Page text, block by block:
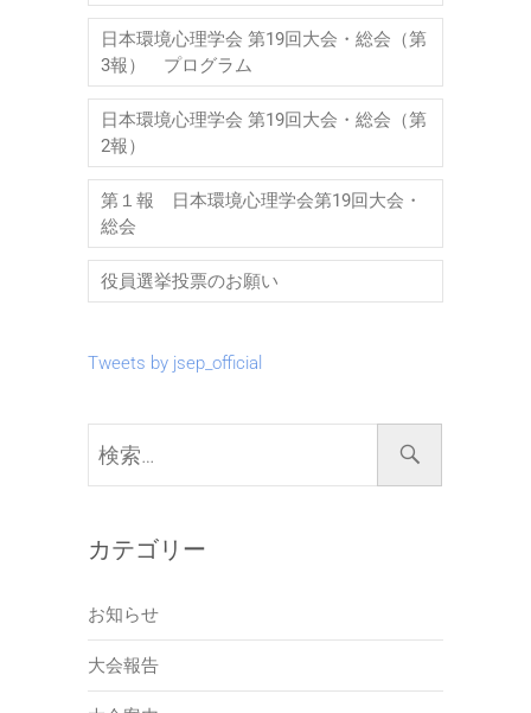
日本環境心理学会 第19回大会・総会（第
3報） プログラム
日本環境心理学会 第19回大会・総会（第
2報）
第１報 日本環境心理学会第19回大会・
総会
役員選挙投票のお願い
Tweets by jsep_official
索…
カテゴリー
お知らせ
大会報告